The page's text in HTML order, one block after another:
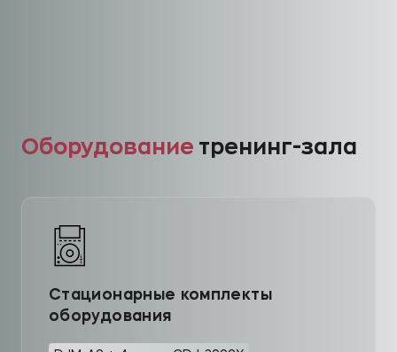
Оборудование тренинг-зала
Стационарные комплекты
оборудования